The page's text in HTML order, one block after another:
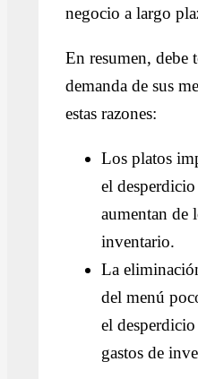
negocio a largo
En resumen, debe
demanda de sus
estas razones:
Los platos
el
aumentan de
inventario.
La
del menú
el
gastos de